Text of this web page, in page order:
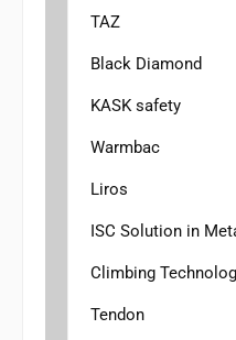
TAZ
Black Diamond
KASK safety
Warmbac
Liros
ISC Solution in
Climbing
Tendon